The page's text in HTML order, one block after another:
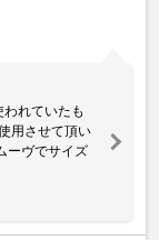
れていたも
用させて頂い
ーヴでサイズ